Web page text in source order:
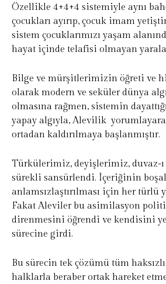
Özellikle 4+4+4 sistemiyle aynı
çocukları ayırıp, çocuk imam
sistem çocuklarımızı yaşam
hayat içinde telafisi olmayan
Bilge ve mürşitlerimizin öğreti ve
olarak modern ve seküler dünya
olmasına rağmen, sistemin
yapay algıyla, Alevilik
ortadan kaldırılmaya başlanmıştır.
Türkülerimiz, deyişlerimiz, duvaz-ı
sürekli sansürlendi. İçeriğinin
anlamsızlaştırılması için her türlü
Fakat Aleviler bu asimilasyon
direnmesini öğrendi ve kendisini
sürecine girdi.
Bu sürecin tek çözümü tüm
halklarla beraber ortak hareket